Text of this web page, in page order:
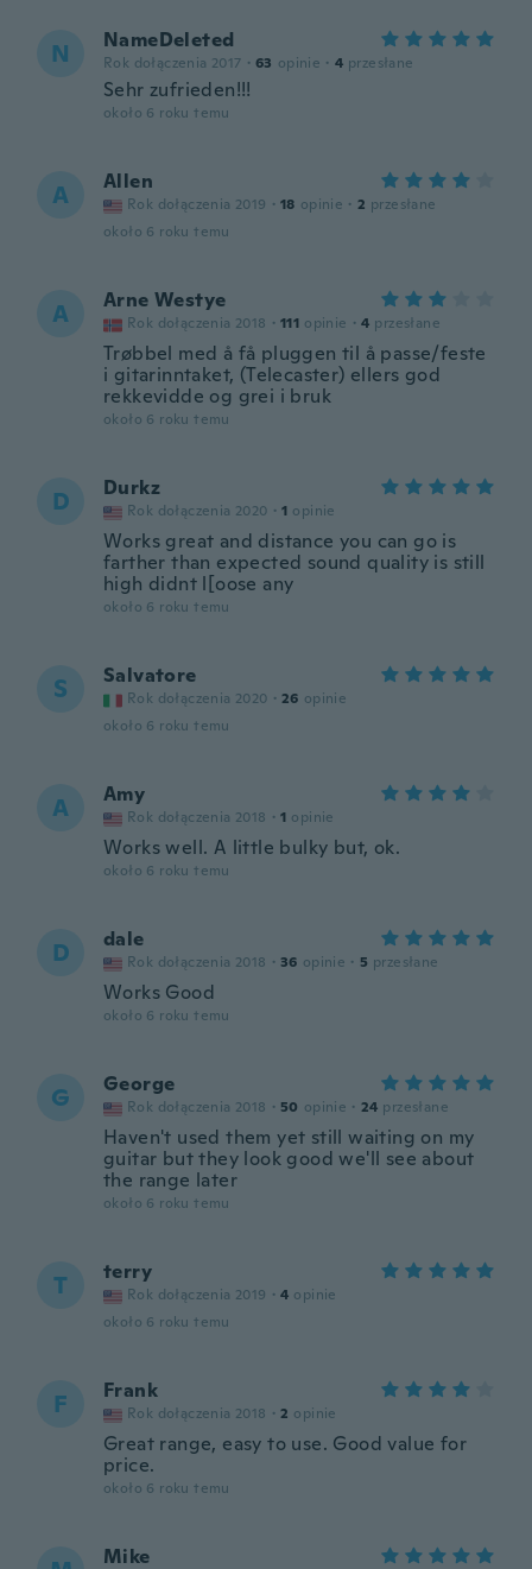
N NameDeleted
Rok dołączenia 2017 · 63 opinie · 4 przesłane
Sehr zufrieden!!!
około 6 roku temu
A Allen
Rok dołączenia 2019 · 18 opinie · 2 przesłane
około 6 roku temu
A Arne Westye
Rok dołączenia 2018 · 111 opinie · 4 przesłane
Trøbbel med å få pluggen til å passe/feste
i gitarinntaket, (Telecaster) ellers god
rekkevidde og grei i bruk
około 6 roku temu
D Durkz
Rok dołączenia 2020 · 1 opinie
Works great and distance you can go is
farther than expected sound quality is still
high didnt l[oose any
około 6 roku temu
S Salvatore
Rok dołączenia 2020 · 26 opinie
około 6 roku temu
A Amy
Rok dołączenia 2018 · 1 opinie
Works well. A little bulky but, ok.
około 6 roku temu
D dale
Rok dołączenia 2018 · 36 opinie · 5 przesłane
Works Good
około 6 roku temu
G George
Rok dołączenia 2018 · 50 opinie · 24 przesłane
Haven't used them yet still waiting on my
guitar but they look good we'll see about
the range later
około 6 roku temu
T terry
Rok dołączenia 2019 · 4 opinie
około 6 roku temu
F Frank
Rok dołączenia 2018 · 2 opinie
Great range, easy to use. Good value for
price.
około 6 roku temu
Mike